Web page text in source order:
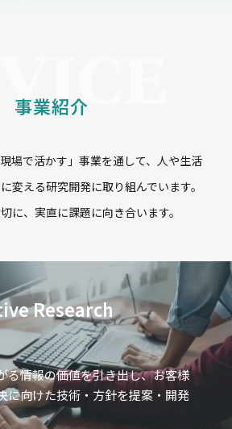
事業紹介
場で活かす」事業を通して、人や生活
変える研究開発に取り組んでいます。
に、実直に課題に向き合います。
Research
る情報の価値を引き出し、お客様
に向けた技術・方針を提案・開発